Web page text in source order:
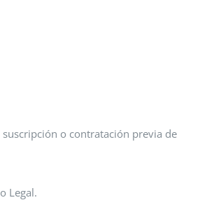
suscripción o contratación previa de
Legal.